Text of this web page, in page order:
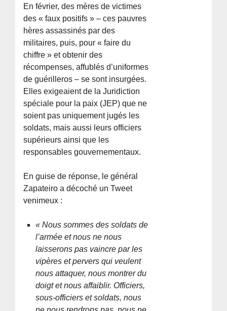
En février, des mères de victimes
des « faux positifs » – ces pauvres
hères assassinés par des
militaires, puis, pour « faire du
chiffre » et obtenir des
récompenses, affublés d’uniformes
de guérilleros – se sont insurgées.
Elles exigeaient de la Juridiction
spéciale pour la paix (JEP) que ne
soient pas uniquement jugés les
soldats, mais aussi leurs officiers
supérieurs ainsi que les
responsables gouvernementaux.
En guise de réponse, le général
Zapateiro a décoché un Tweet
venimeux :
« Nous sommes des soldats de
l’armée et nous ne nous
laisserons pas vaincre par les
vipères et pervers qui veulent
nous attaquer, nous montrer du
doigt et nous affaiblir. Officiers,
sous-officiers et soldats, nous